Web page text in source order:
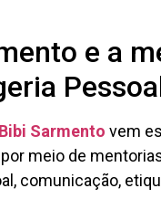
e a
Bibi Sarmento vem
meio de
comunicação,